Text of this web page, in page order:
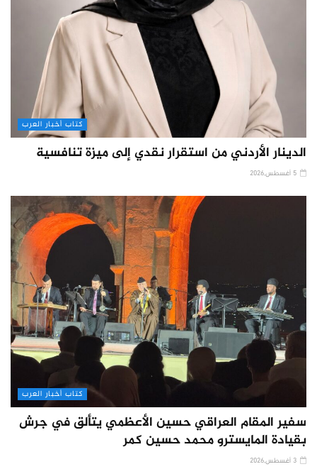
كتاب أخبار العرب
الدينار الأردني من استقرار نقدي إلى ميزة تنافسية
كتاب أخبار العرب
سفير المقام العراقي حسين الأعظمي يتألق في جرش
بقيادة المايسترو محمد حسين كمر